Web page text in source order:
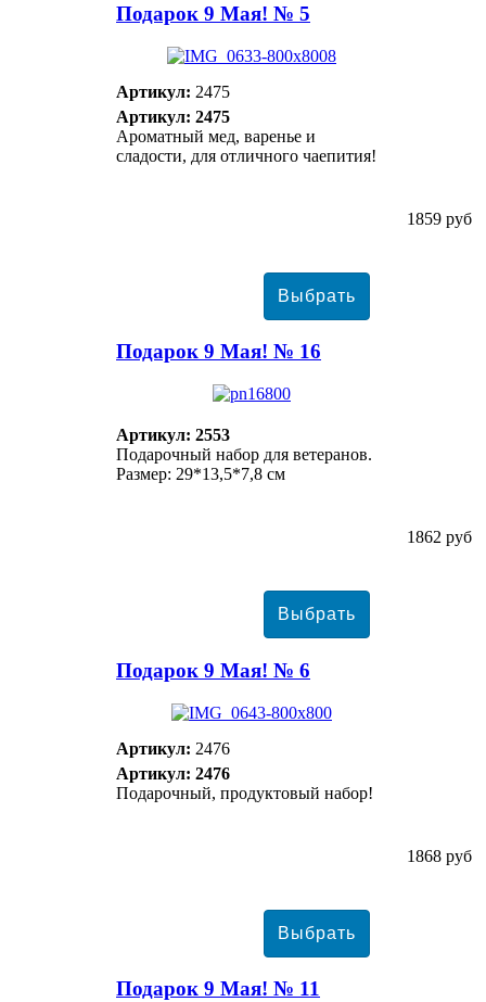
Подарок 9 Мая! № 5
Артикул: 2475
Артикул: 2475
Ароматный мед, варенье и
сладости, для отличного чаепития!
1859 руб
Подарок 9 Мая! № 16
Артикул: 2553
Подарочный набор для ветеранов.
Размер: 29*13,5*7,8 см
1862 руб
Подарок 9 Мая! № 6
Артикул: 2476
Артикул: 2476
Подарочный, продуктовый набор!
1868 руб
Подарок 9 Мая! № 11